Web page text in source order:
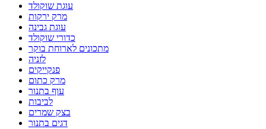
עוגת שוקולד
מרק ירקות
עוגת גבינה
כדורי שוקולד
מתכונים לארוחת בוקר
לזניה
פנקייקים
מרק כתום
עוף בתנור
לביבות
בצק שמרים
דגים בתנור